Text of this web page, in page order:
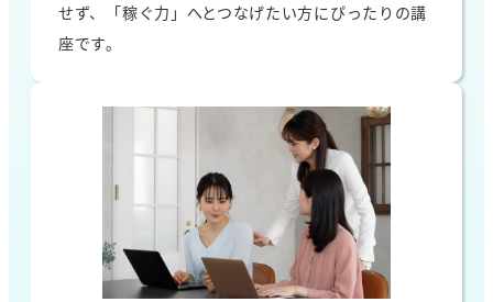
せず、「稼ぐ力」へとつなげたい方にぴったりの講
座です。